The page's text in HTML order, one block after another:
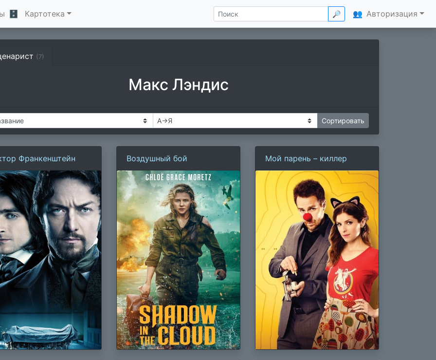
🗄 Картотека 🔎 👥 Авторизация
(7)
Макс Лэндис
Франкенштейн Воздушный бой Мой парень – киллер